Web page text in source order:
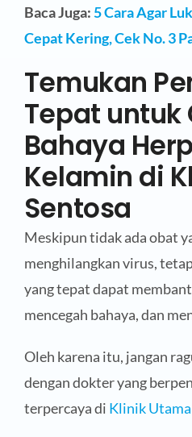
Baca Juga:5 Cara Agar
Cepat Kering, Cek No. 3
Temukan
Tepat untuk
Bahaya
Kelamin di
Sentosa
Meskipun tidak ada obat
menghilangkan virus,
yang tepat dapat
mencegah bahaya, dan
Oleh karena itu, jangan
dengan dokter yang
terpercaya di Klinik